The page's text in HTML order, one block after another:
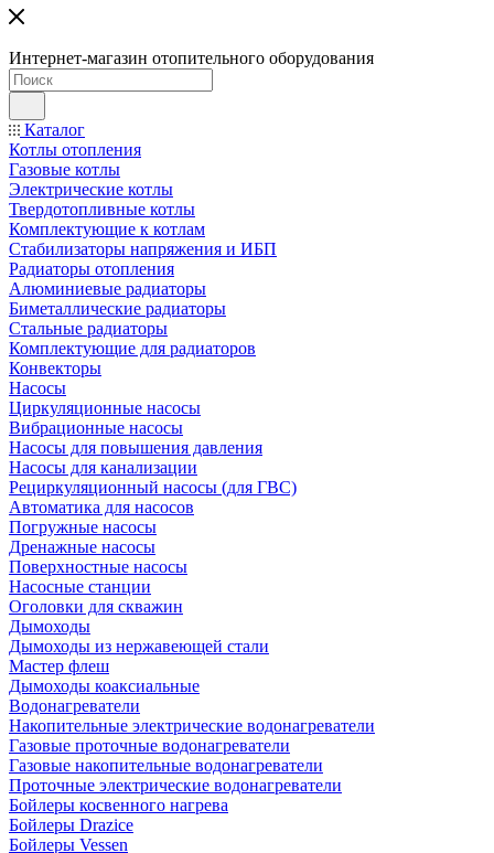
Интернет-магазин отопительного оборудования
Каталог
Котлы отопления
Газовые котлы
Электрические котлы
Твердотопливные котлы
Комплектующие к котлам
Стабилизаторы напряжения и ИБП
Радиаторы отопления
Алюминиевые радиаторы
Биметаллические радиаторы
Стальные радиаторы
Комплектующие для радиаторов
Конвекторы
Насосы
Циркуляционные насосы
Вибрационные насосы
Насосы для повышения давления
Насосы для канализации
Рециркуляционный насосы (для ГВС)
Автоматика для насосов
Погружные насосы
Дренажные насосы
Поверхностные насосы
Насосные станции
Оголовки для скважин
Дымоходы
Дымоходы из нержавеющей стали
Мастер флеш
Дымоходы коаксиальные
Водонагреватели
Накопительные электрические водонагреватели
Газовые проточные водонагреватели
Газовые накопительные водонагреватели
Проточные электрические водонагреватели
Бойлеры косвенного нагрева
Бойлеры Drazice
Бойлеры Vessen